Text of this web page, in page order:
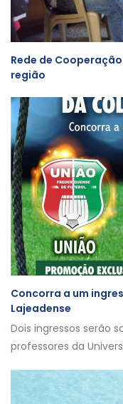
Rede de
região
Concorra a um
Lajeadense
Dois ingressos serão
professores da